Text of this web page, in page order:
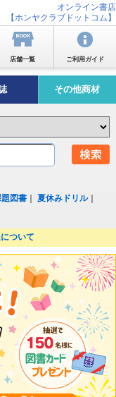
オンライン書店
【ホンヤクラブドットコム】
店舗一覧 ご利用ガイド
その他商材
図書 ｜夏休みドリル｜
ついて